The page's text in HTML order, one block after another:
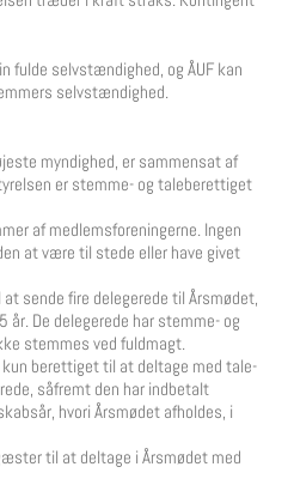
fulde selvstændighed, og ÅUF kan
selvstændighed.
myndighed, er sammensat af
er stemme- og taleberettiget
af medlemsforeningerne. Ingen
at være til stede eller have givet
sende fire delegerede til Årsmødet,
De delegerede har stemme- og
stemmes ved fuldmagt.
berettiget til at deltage med tale-
såfremt den har indbetalt
hvori Årsmødet afholdes, i
til at deltage i Årsmødet med